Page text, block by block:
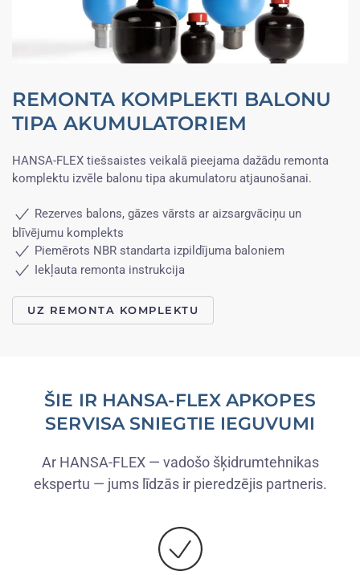
REMONTA KOMPLEKTI BALONU
TIPA AKUMULATORIEM
HANSA-FLEX tiešsaistes veikalā pieejama dažādu remonta
komplektu izvēle balonu tipa akumulatoru atjaunošanai.
Rezerves balons, gāzes vārsts ar aizsargvāciņu un
blīvējumu komplekts
Piemērots NBR standarta izpildījuma baloniem
Iekļauta remonta instrukcija
UZ REMONTA KOMPLEKTU
ŠIE IR HANSA-FLEX APKOPES
SERVISA SNIEGTIE IEGUVUMI
Ar HANSA-FLEX — vadošo šķidrumtehnikas
ekspertu — jums līdzās ir pieredzējis partneris.